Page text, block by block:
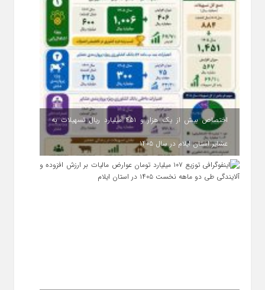
اختصاص بیش از یک هزار و ۴۵۱ میلیارد ریال تسهیلات به
عشایر استان ایلام در سال ۱۴۰۵